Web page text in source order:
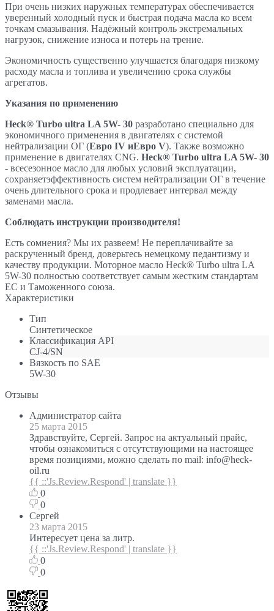
При очень низких наружных температурах обеспечивается
уверенный холодный пуск и быстрая подача масла ко всем
точкам смазывания. Надёжный контроль экстремальных
нагрузок, снижение износа и потерь на трение.
Экономичность существенно улучшается благодаря низкому
расходу масла и топлива и увеличению срока службы
агрегатов.
Указания по применению
Heck® Turbo ultra LA 5W- 30 разработано специально для
экономичного применения в двигателях с системой
нейтрализации ОГ (Евро IV иЕвро V). Также возможно
применение в двигателях CNG. Heck® Turbo ultra LA 5W- 30
- всесезонное масло для любых условий эксплуатации,
сохраняетэффективность систем нейтрализации ОГ в течение
очень длительного срока и продлевает интервал между
заменами масла.
Cоблюдать инструкции производителя!
Есть сомнения? Мы их развеем! Не переплачивайте за
раскрученный бренд, доверьтесь немецкому педантизму и
качеству продукции. Моторное масло Heck® Turbo ultra LA
5W-30 полностью соответствует самым жестким стандартам
ЕС и Таможенного союза.
Характеристики
Тип
Синтетическое
Классификация API
CJ-4/SN
Вязкость по SAE
5W-30
Отзывы
Администратор сайта
25 марта 2015
Здравствуйте, Сергей. Запрос на актуальный прайс,
чтобы ознакомиться с отсутствующими на настоящее
время позициями, можно сделать по mail: info@heck-
oil.ru
{{ ::'Js.Review.Respond' | translate }}
0
0
Сергей
23 марта 2015
Интересует цена за литр.
{{ ::'Js.Review.Respond' | translate }}
0
0